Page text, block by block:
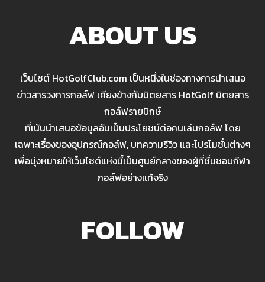
ABOUT US
เว็บไซต์ HotGolfClub.com เป็นหนึ่งในช่องทางการนำเสนอ
ข่าวสารวงการกอล์ฟ เคียงข้างกับนิตยสาร HotGolf นิตยสาร
กอล์ฟรายปักษ์
ที่เน้นนำเสนอข้อมูลอันเป็นประโยชน์ต่อคนเล่นกอล์ฟ โดย
เฉพาะเรื่องของอุปกรณ์กอล์ฟ, บทความรีวิว และโปรโมชั่นต่างๆ
เพื่อมุ่งหมายให้เว็บไซต์แห่งนี้เป็นศูนย์กลางของผู้ที่ชื่นชอบกีฬา
กอล์ฟอย่างแท้จริง
FOLLOW